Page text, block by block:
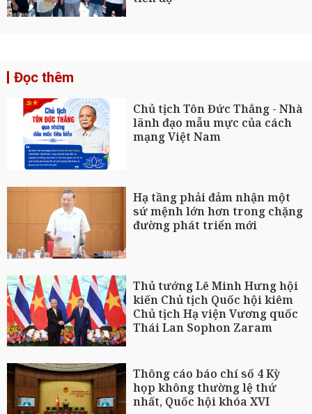
Đọc thêm
Chủ tịch Tôn Đức Thắng - Nhà
lãnh đạo mẫu mực của cách
mạng Việt Nam
Hạ tầng phải đảm nhận một
sứ mệnh lớn hơn trong chặng
đường phát triển mới
Thủ tướng Lê Minh Hưng hội
kiến Chủ tịch Quốc hội kiêm
Chủ tịch Hạ viện Vương quốc
Thái Lan Sophon Zaram
Thông cáo báo chí số 4 Kỳ
họp không thường lệ thứ
nhất, Quốc hội khóa XVI